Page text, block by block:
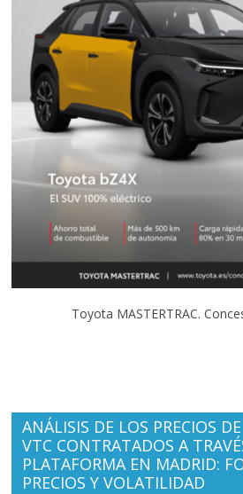
Toyota MASTERTRAC.
ANÁLISIS DE LOS PRECIOS
VTC CONTRATADOS A
PLATAFORMA EN MADRID:
PRECIOS Y VOLATILIDAD